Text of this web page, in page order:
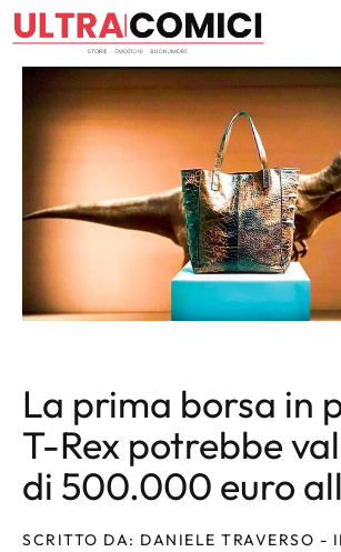
Vai
al
contenuto
La prima borsa in
T-Rex potrebbe
di 500.000 euro
SCRITTO DA: DANIELE TRAVERSO -